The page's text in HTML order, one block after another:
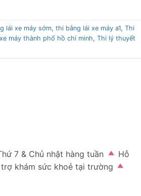
lái xe máy sớm, thi bằng lái xe máy a1, Thi
máy thành phố hồ chí minh, Thi lý thuyết
7 & Chủ nhật hàng tuần
Hỗ
khám sức khoẻ tại trường